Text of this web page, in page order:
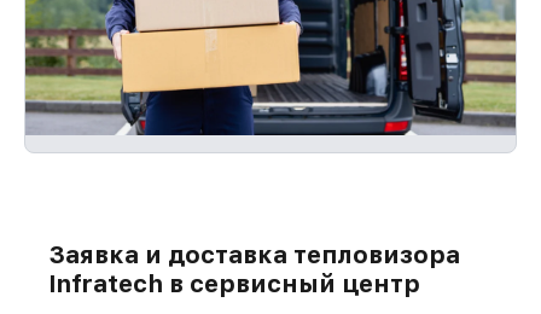
Заявка и доставка тепловизора
Infratech в сервисный центр